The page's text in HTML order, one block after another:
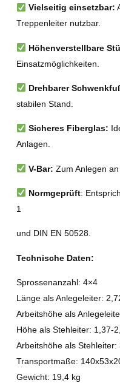
Vielseitig einsetzbar:
Treppenleiter nutzbar.
Höhenverstellbare
Einsatzmöglichkeiten.
Drehbarer
stabilen Stand.
Sicheres Fiberglas:
Anlagen.
V-Bar: Zum Anlegen
Normgeprüft:
1
und DIN EN 50528.
Technische Daten:
Sprossenanzahl: 4×4
Länge als Anlegeleiter:
Arbeitshöhe als
Höhe als Stehleiter: 1,37-
Arbeitshöhe als Stehleiter:
Transportmaße:
Gewicht: 19,4 kg